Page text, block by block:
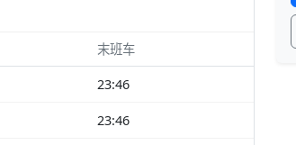
末班车
23:46
23:46